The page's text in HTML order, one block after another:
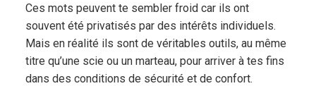
Ces mots peuvent te sembler froid car ils ont
souvent été privatisés par des intérêts individuels.
Mais en réalité ils sont de véritables outils, au même
titre qu’une scie ou un marteau, pour arriver à tes fins
dans des conditions de sécurité et de confort.